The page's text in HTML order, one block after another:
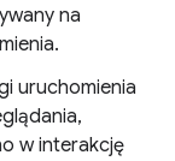
na
uruchomienia
w interakcję